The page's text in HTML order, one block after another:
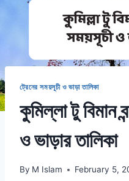
ট্রেনের সময়সূচী ও ভাড়া তালিকা
কুমিল্লা টু বিমান
ও ভাড়ার তালিকা
By M Islam February 5,